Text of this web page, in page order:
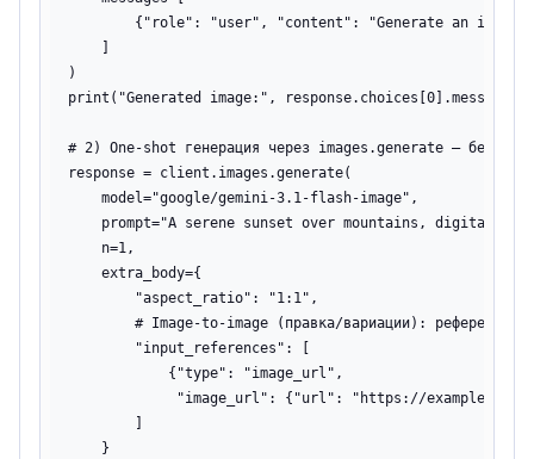
{"role": "user", "content": "Generate an image
)
print("Generated image:",
# 2) One-shot генерация через images.generate — без
response = client.images.generate(
    model="google/gemini-3.1-flash-image",
prompt="A serene sunset over mountains, digital
    n=1,
    extra_body={
        "aspect_ratio": "1:1",
# Image-to-image (правка/вариации): референсы
        "input_references": [
            {"type": "image_url",
"image_url": {"url": "https://example.com/
    }